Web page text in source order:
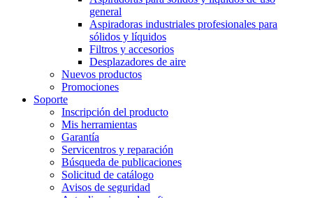
general
Aspiradoras industriales profesionales para
sólidos y líquidos
Filtros y accesorios
Desplazadores de aire
Nuevos productos
Promociones
Soporte
Inscripción del producto
Mis herramientas
Garantía
Servicentros y reparación
Búsqueda de publicaciones
Solicitud de catálogo
Avisos de seguridad